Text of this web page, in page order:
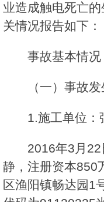
业造成触电死亡
关情况报告如下：
事故基本情况
（一）事故
1.施工单位：
2016年3月
静，注册资本850
区渔阳镇畅达园1